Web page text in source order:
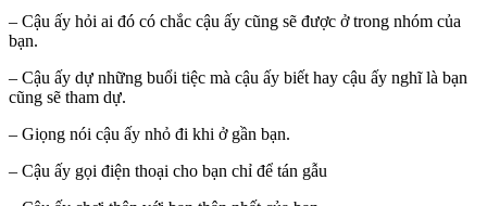
– Cậu ấy hỏi ai đó có chắc cậu ấy cũng sẽ được ở trong nhóm của
bạn.
– Cậu ấy dự những buổi tiệc mà cậu ấy biết hay cậu ấy nghĩ là bạn
cũng sẽ tham dự.
– Giọng nói cậu ấy nhỏ đi khi ở gần bạn.
– Cậu ấy gọi điện thoại cho bạn chỉ để tán gẫu